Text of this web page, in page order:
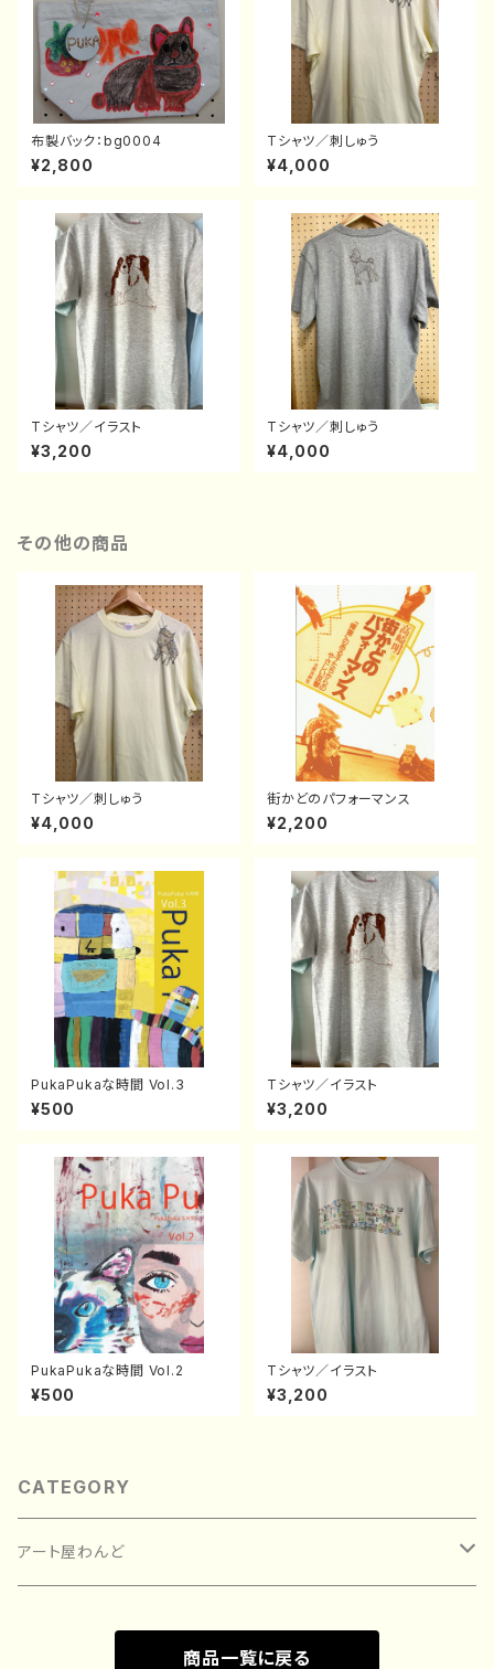
布製バック：bg0004
¥2,800
Tシャツ／刺しゅう
¥4,000
Tシャツ／イラスト
¥3,200
Tシャツ／刺しゅう
¥4,000
その他の商品
Tシャツ／刺しゅう
¥4,000
街かどのパフォーマンス
¥2,200
PukaPukaな時間 Vol.3
¥500
Tシャツ／イラスト
¥3,200
PukaPukaな時間 Vol.2
¥500
Tシャツ／イラスト
¥3,200
CATEGORY
アート屋わんど
商品一覧に戻る